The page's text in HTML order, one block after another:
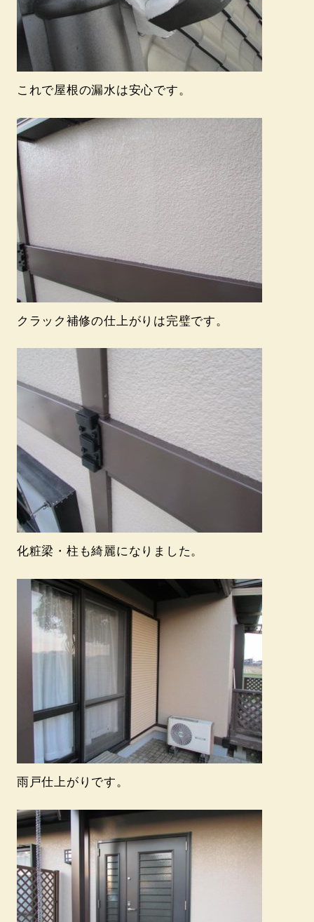
これで屋根の漏水は安心です。
クラック補修の仕上がりは完璧です。
化粧梁・柱も綺麗になりました。
雨戸仕上がりです。